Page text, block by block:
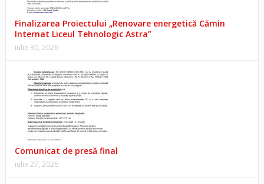
Finalizarea Proiectului „Renovare energetică Cămin
Internat Liceul Tehnologic Astra”
iulie 30, 2026
Comunicat de presă final
iulie 27, 2026